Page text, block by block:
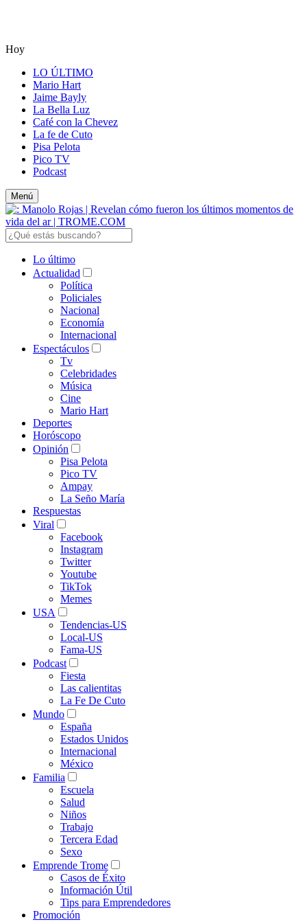
Hoy
LO ÚLTIMO
Mario Hart
Jaime Bayly
La Bella Luz
Café con la Chevez
La fe de Cuto
Pisa Pelota
Pico TV
Podcast
Menú
Lo último
Actualidad
Política
Policiales
Nacional
Economía
Internacional
Espectáculos
Tv
Celebridades
Música
Cine
Mario Hart
Deportes
Horóscopo
Opinión
Pisa Pelota
Pico TV
Ampay
La Seño María
Respuestas
Viral
Facebook
Instagram
Twitter
Youtube
TikTok
Memes
USA
Tendencias-US
Local-US
Fama-US
Podcast
Fiesta
Las calientitas
La Fe De Cuto
Mundo
España
Estados Unidos
Internacional
México
Familia
Escuela
Salud
Niños
Trabajo
Tercera Edad
Sexo
Emprende Trome
Casos de Éxito
Información Útil
Tips para Emprendedores
Promoción